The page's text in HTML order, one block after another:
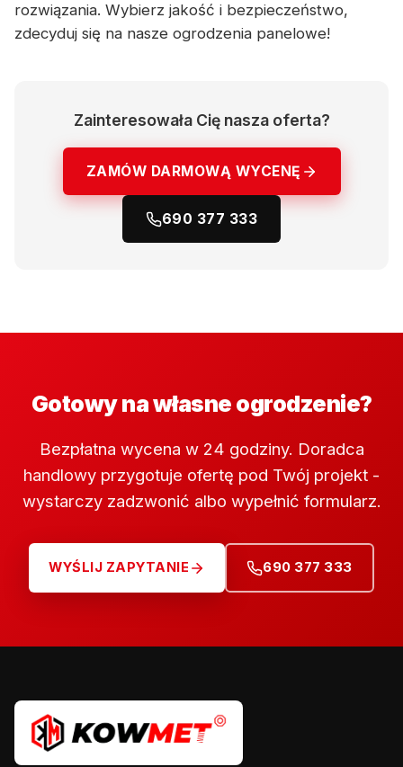
rozwiązania. Wybierz jakość i bezpieczeństwo,
zdecyduj się na nasze ogrodzenia panelowe!
Zainteresowała Cię nasza oferta?
ZAMÓW DARMOWĄ WYCENĘ
690 377 333
Gotowy na własne ogrodzenie?
Bezpłatna wycena w 24 godziny. Doradca
handlowy przygotuje ofertę pod Twój projekt -
wystarczy zadzwonić albo wypełnić formularz.
WYŚLIJ ZAPYTANIE 690 377 333